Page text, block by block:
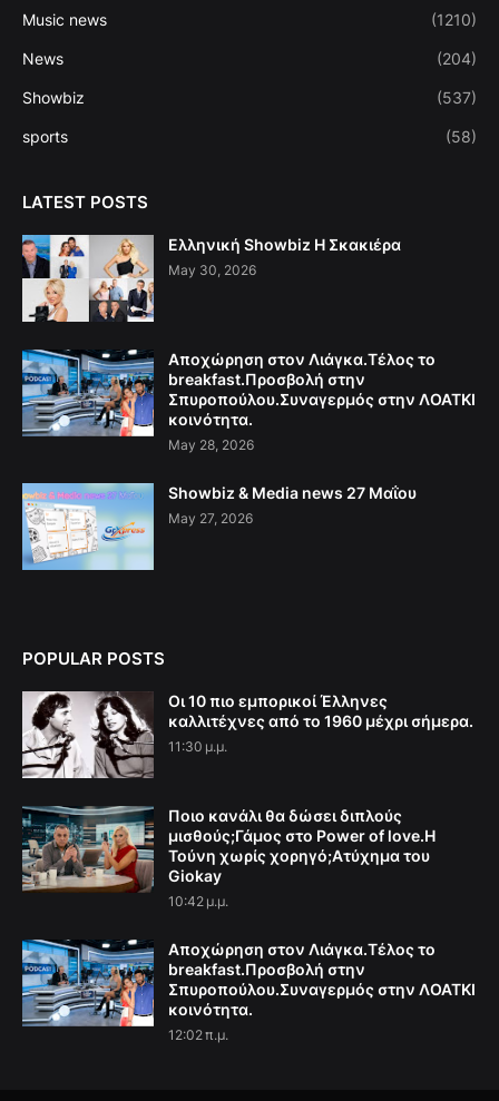
Music news (1210)
News (204)
Showbiz (537)
sports (58)
LATEST POSTS
Ελληνική Showbiz Η Σκακιέρα
May 30, 2026
Αποχώρηση στον Λιάγκα.Τέλος το
breakfast.Προσβολή στην
Σπυροπούλου.Συναγερμός στην ΛΟΑΤΚΙ
κοινότητα.
May 28, 2026
Showbiz & Media news 27 Μαΐου
May 27, 2026
POPULAR POSTS
Οι 10 πιο εμπορικοί Έλληνες
καλλιτέχνες από το 1960 μέχρι σήμερα.
11:30 μ.μ.
Ποιο κανάλι θα δώσει διπλούς
μισθούς;Γάμος στο Power of love.Η
Τούνη χωρίς χορηγό;Aτύχημα του
Giokay
10:42 μ.μ.
Αποχώρηση στον Λιάγκα.Τέλος το
breakfast.Προσβολή στην
Σπυροπούλου.Συναγερμός στην ΛΟΑΤΚΙ
κοινότητα.
12:02 π.μ.